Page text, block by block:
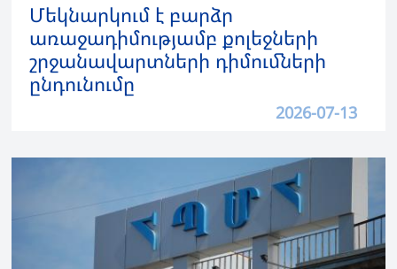
Մեկնարկում է բարձր
առաջադիմությամբ քոլեջների
շրջանավարտների դիմումների
ընդունումը
2026-07-13